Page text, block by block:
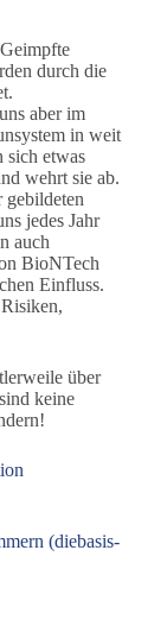
durch die
aber im
in weit
sich etwas
wehrt sie ab.
jedes Jahr
auch
BioNTech
Einfluss.
über
keine
(diebasis-